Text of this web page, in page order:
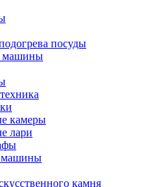
посуды
машины
камеры
лари
камня